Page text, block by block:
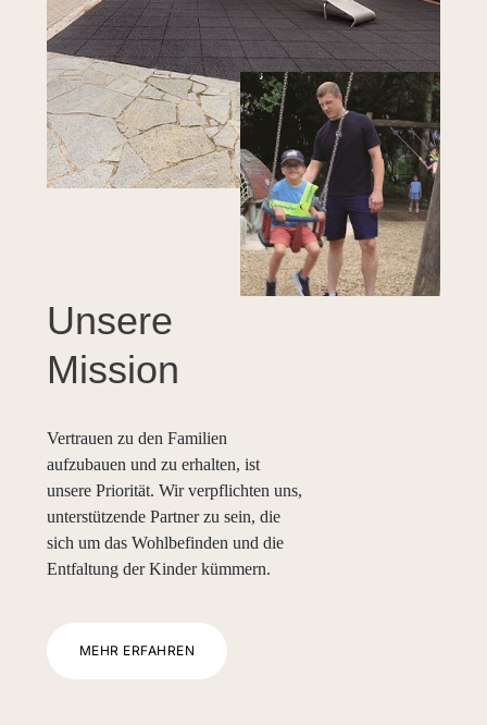
Unsere
Mission
Vertrauen zu den Familien
aufzubauen und zu erhalten, ist
unsere Priorität. Wir verpflichten uns,
unterstützende Partner zu sein, die
sich um das Wohlbefinden und die
Entfaltung der Kinder kümmern.
MEHR ERFAHREN